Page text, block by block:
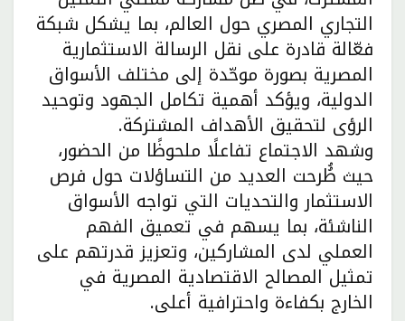
التجاري المصري حول العالم، بما يشكل شبكة
فعّالة قادرة على نقل الرسالة الاستثمارية
المصرية بصورة موحّدة إلى مختلف الأسواق
الدولية، ويؤكد أهمية تكامل الجهود وتوحيد
الرؤى لتحقيق الأهداف المشتركة.
وشهد الاجتماع تفاعلًا ملحوظًا من الحضور،
حيث طُُرحت العديد من التساؤلات حول فرص
الاستثمار والتحديات التي تواجه الأسواق
الناشئة، بما يسهم في تعميق الفهم
العملي لدى المشاركين، وتعزيز قدرتهم على
تمثيل المصالح الاقتصادية المصرية في
الخارج بكفاءة واحترافية أعلى.